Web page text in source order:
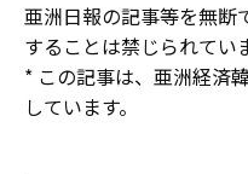
亜洲日報の記事等を無断
することは禁じられてい
* この記事は、亜洲経済
しています。